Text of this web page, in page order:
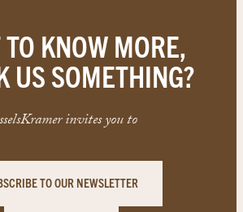
KNOW MORE,
US SOMETHING?
invites you to
TO OUR NEWSLETTER